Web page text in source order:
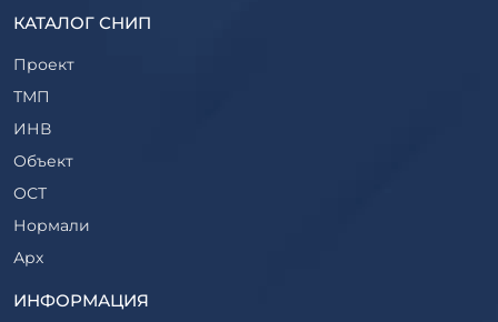
Прогоны железобетонные
Ригели железобетонные
Сваи железобетонные
Стеновые блоки
Стойки железобетонные
Столбы железобетонные
Закладные детали
Трубы железобетонные
Утяжелители железобетонные
КАТАЛОГ СНИП
Проект
ТМП
ИНВ
Объект
ОСТ
Нормали
Арх
ТР
ИНФОРМАЦИЯ